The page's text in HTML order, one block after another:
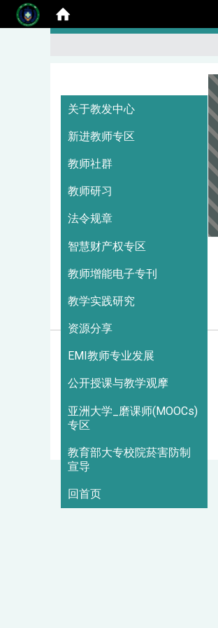
关于教发中心
新进教师专区
教师社群
教师研习
法令规章
智慧财产权专区
教师增能电子专刊
教学实践研究
资源分享
EMI教师专业发展
公开授课与教学观摩
亚洲大学_磨课师(MOOCs)
专区
教育部大专校院菸害防制
宣导
回首页